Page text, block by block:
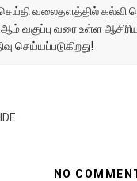
வலைதளத்தில் கல்வி
ஆம் வகுப்பு வரை உள்ள
செய்யப்படுகிறது!
NO